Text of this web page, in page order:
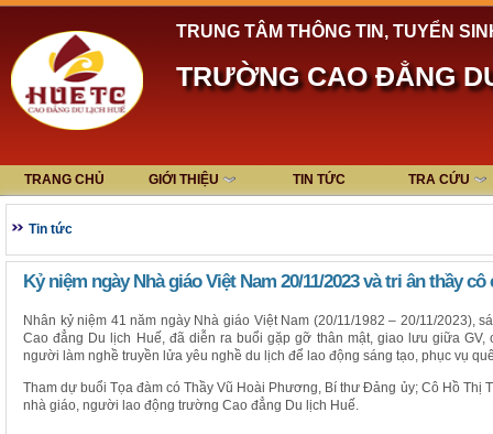
TRUNG TÂM THÔNG TIN, TUYỂN
TRƯỜNG CAO ĐẲNG
TRANG CHỦ GIỚI THIỆU TIN TỨC TRA CỨU
Tin tức
Kỷ niệm ngày Nhà giáo Việt Nam 20/11/2023 và tri ân thầy
Nhân kỷ niệm 41 năm ngày Nhà giáo Việt Nam (20/11/1982 – 20/11/2023),
Cao đẳng Du lịch Huế, đã diễn ra buổi gặp gỡ thân mật, giao lưu giữa
người làm nghề truyền lửa yêu nghề du lịch để lao động sáng tạo, phục vụ
Tham dự buổi Tọa đàm có Thầy Vũ Hoài Phương, Bí thư Đảng ủy; Cô Hồ Thị
nhà giáo, người lao động trường Cao đẳng Du lịch Huế.